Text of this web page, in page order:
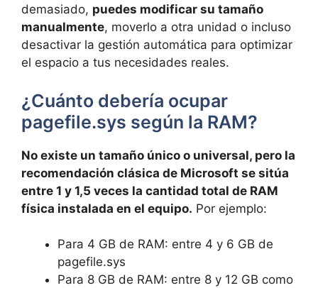
demasiado, puedes modificar su tamaño
manualmente, moverlo a otra unidad o incluso
desactivar la gestión automática para optimizar
el espacio a tus necesidades reales.
¿Cuánto debería ocupar
pagefile.sys según la RAM?
No existe un tamaño único o universal, pero la
recomendación clásica de Microsoft se sitúa
entre 1 y 1,5 veces la cantidad total de RAM
física instalada en el equipo. Por ejemplo:
Para 4 GB de RAM: entre 4 y 6 GB de
pagefile.sys
Para 8 GB de RAM: entre 8 y 12 GB como